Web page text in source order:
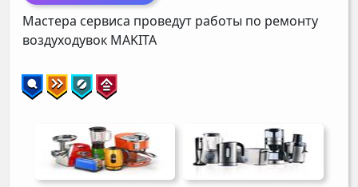
Мастера сервиса проведут работы по ремонту
воздуходувок MAKITA